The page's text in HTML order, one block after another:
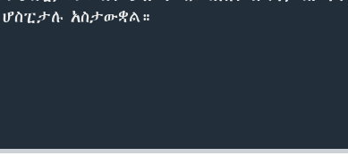
አስታውቋል።